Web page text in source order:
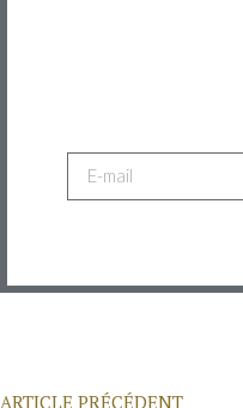
ARTICLE PRÉCÉDENT